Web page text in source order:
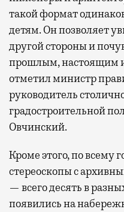
такой формат
детям. Он позволяет
другой стороны и
прошлым, настоящим
отметил министр
руководитель
градостроительной
Овчинский.
Кроме этого, по всему
стереоскопы с
— всего десять в
появились на